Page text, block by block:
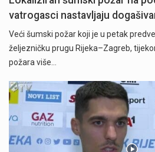
vatrogasci nastavljaju
Veći šumski požar koji je u petak
željezničku prugu Rijeka–Zagreb,
požara više…